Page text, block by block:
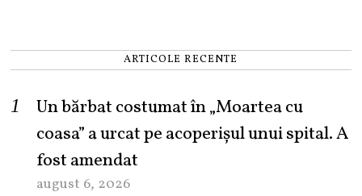
ARTICOLE RECENTE
Un bărbat costumat în „Moartea cu
coasa” a urcat pe acoperișul unui spital. A
fost amendat
august 6, 2026